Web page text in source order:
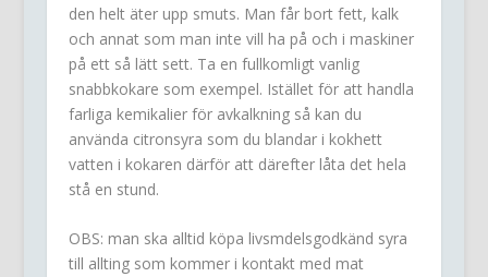
den helt äter upp smuts. Man får bort fett, kalk
och annat som man inte vill ha på och i maskiner
på ett så lätt sett. Ta en fullkomligt vanlig
snabbkokare som exempel. Istället för att handla
farliga kemikalier för avkalkning så kan du
använda citronsyra som du blandar i kokhett
vatten i kokaren därför att därefter låta det hela
stå en stund.
OBS: man ska alltid köpa livsmdelsgodkänd syra
till allting som kommer i kontakt med mat